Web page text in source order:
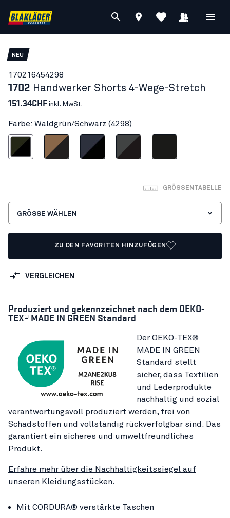
NEU
170216454298
1702 Handwerker Shorts 4-Wege-Stretch
151.34CHF inkl. MwSt.
Farbe: Waldgrün/Schwarz (4298)
Schwarz
Nougat/Schwarz
Dunkel Marineblau/Schwarz
Mittelgrau/Schwarz
GRÖSSENTABELLE
GRÖSSE WÄHLEN
ZU DEN FAVORITEN HINZUFÜGEN
VERGLEICHEN
Produziert und gekennzeichnet nach dem OEKO-
TEX® MADE IN GREEN Standard
Der OEKO-TEX®
MADE IN GREEN
Standard stellt
sicher, dass Textilien
und Lederprodukte
nachhaltig und sozial
verantwortungsvoll produziert werden, frei von
Schadstoffen und vollständig rückverfolgbar sind. Das
garantiert ein sicheres und umweltfreundliches
Produkt.
Erfahre mehr über die Nachhaltigkeitssiegel auf
unseren Kleidungsstücken.
Mit CORDURA® verstärkte Taschen